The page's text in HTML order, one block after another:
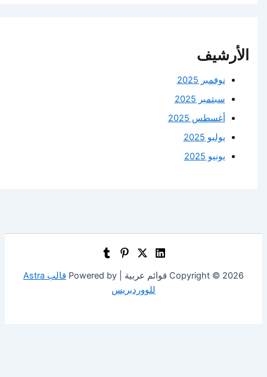
الأرشيف
نوفمبر 2025
سبتمبر 2025
أغسطس 2025
يوليو 2025
يونيو 2025
Copyright © 2026 قوائم عربية | Powered by
قالب Astra
للووردبريس